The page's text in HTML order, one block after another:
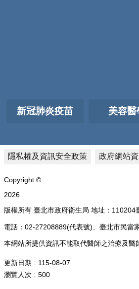
新冠肺炎疫苗 美容醫
隱私權及資訊安全政策 政府網站
Copyright ©
2026
版權所有 臺北市政府衛生局 地址：110204
電話：02-27208889(代表號)、臺北市民當
本網站所提供資訊不能取代醫師之治療及醫
更新日期
115-08-07
瀏覽人次
500